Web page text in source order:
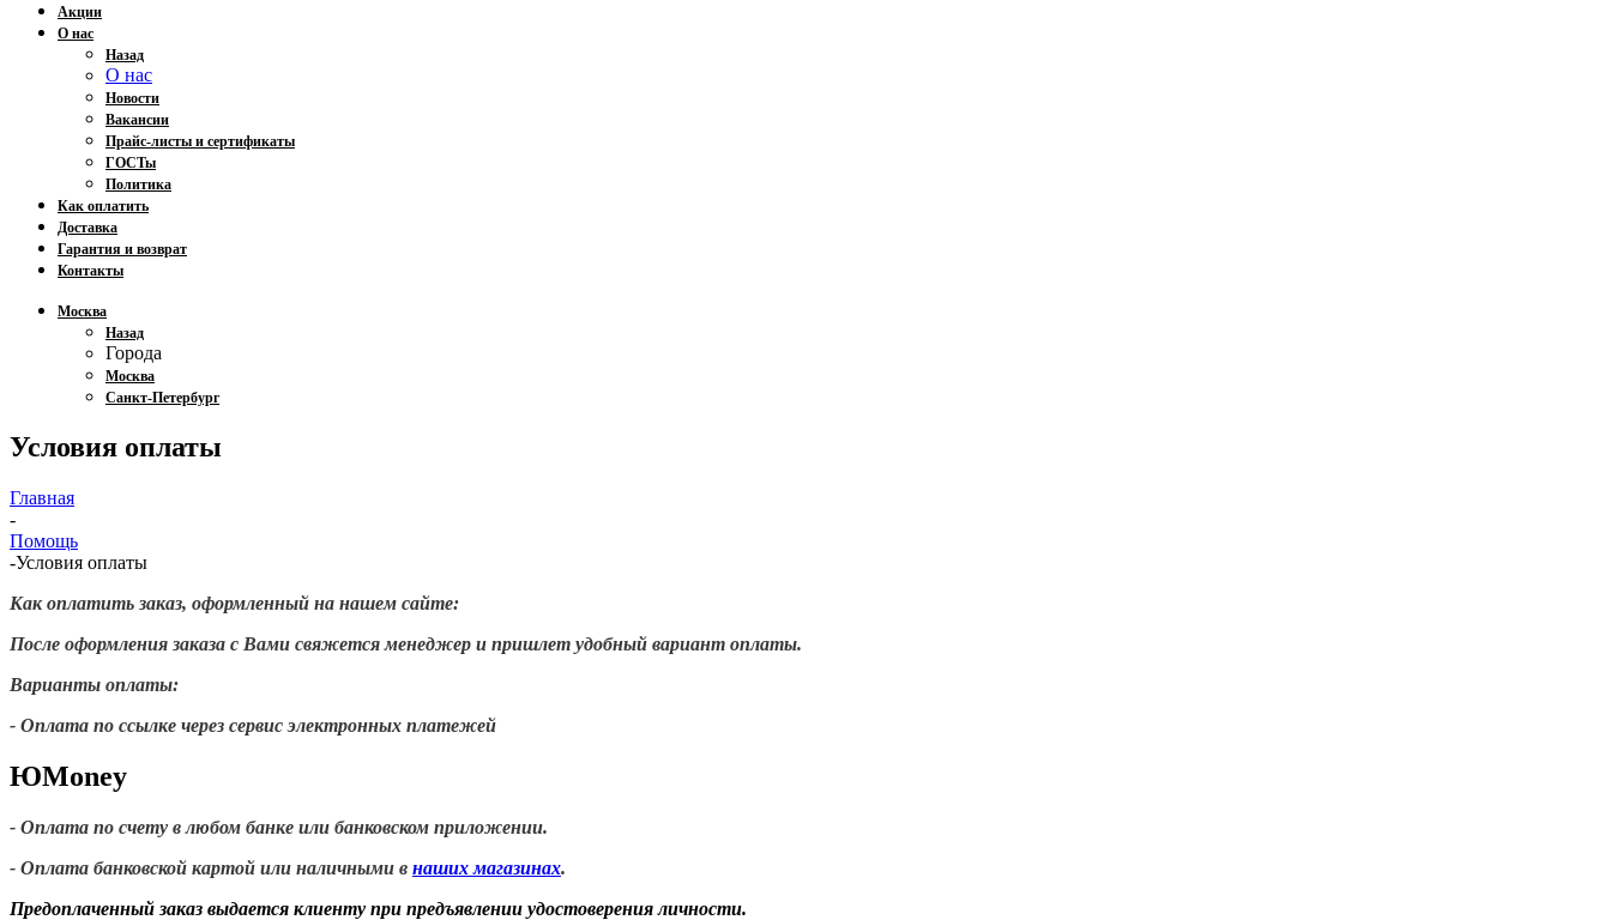
Акции
О нас
Назад
О нас
Новости
Вакансии
Прайс-листы и сертификаты
ГОСТы
Политика
Как оплатить
Доставка
Гарантия и возврат
Контакты
Москва
Назад
Города
Москва
Санкт-Петербург
Условия оплаты
Главная
-
Помощь
-Условия оплаты
Как оплатить заказ, оформленный на нашем сайте:
После оформления заказа с Вами свяжется менеджер и пришлет удобный вариант оплаты.
Варианты оплаты:
- Оплата по ссылке через сервис электронных платежей
ЮMoney
- Оплата по счету в любом банке или банковском приложении.
- Оплата банковской картой или наличными в наших магазинах.
Предоплаченный заказ выдается клиенту при предъявлении удостоверения личности.